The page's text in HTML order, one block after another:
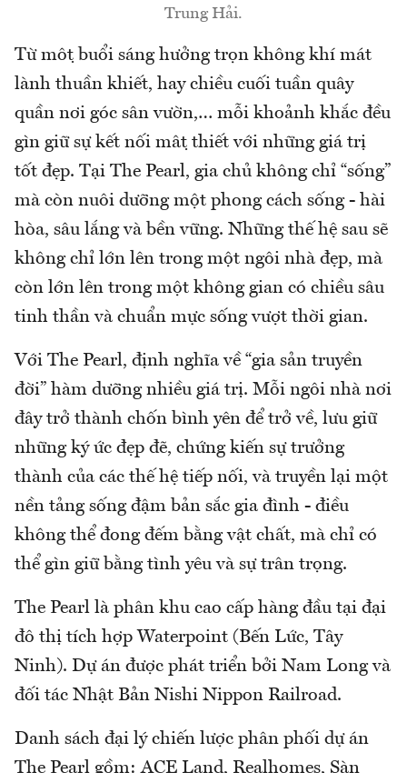
Trung Hải.
Từ một buổi sáng hưởng trọn không khí mát
lành thuần khiết, hay chiều cuối tuần quây
quần nơi góc sân vườn,… mỗi khoảnh khắc đều
gìn giữ sự kết nối mật thiết với những giá trị
tốt đẹp. Tại The Pearl, gia chủ không chỉ “sống”
mà còn nuôi dưỡng một phong cách sống - hài
hòa, sâu lắng và bền vững. Những thế hệ sau sẽ
không chỉ lớn lên trong một ngôi nhà đẹp, mà
còn lớn lên trong một không gian có chiều sâu
tinh thần và chuẩn mực sống vượt thời gian.
Với The Pearl, định nghĩa về “gia sản truyền
đời” hàm dưỡng nhiều giá trị. Mỗi ngôi nhà nơi
đây trở thành chốn bình yên để trở về, lưu giữ
những ký ức đẹp đẽ, chứng kiến sự trưởng
thành của các thế hệ tiếp nối, và truyền lại một
nền tảng sống đậm bản sắc gia đình - điều
không thể đong đếm bằng vật chất, mà chỉ có
thể gìn giữ bằng tình yêu và sự trân trọng.
The Pearl là phân khu cao cấp hàng đầu tại đại
đô thị tích hợp Waterpoint (Bến Lức, Tây
Ninh). Dự án được phát triển bởi Nam Long và
đối tác Nhật Bản Nishi Nippon Railroad.
Danh sách đại lý chiến lược phân phối dự án
The Pearl gồm: ACE Land, Realhomes, Sàn